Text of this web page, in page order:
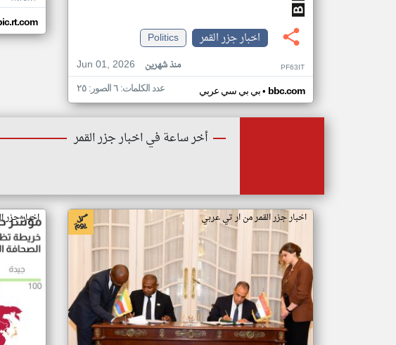
اخبار جزر القمر
Politics
Jun 01, 2026
منذ شهرين PF63IT
بي بي سي عربي• bbc.com عدد الكلمات: ٦ الصور: ٢٥
أخر ساعة في اخبار جزر القمر
اخبار جزر القمر من ار تي عربي اخبار جزر